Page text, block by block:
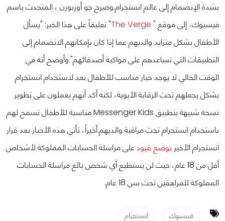
بشدة الإنضمام إلى عالم انستجرام.وصرح جو أوزبورن ، المتحدث باسم
فيسبوك، إلى موقع " The Verge" تعليقاً على هذا الخبر: "يسأل
الأطفال بشكل متزايد والديهم عما إذا كان بإمكانهم الانضمام إلى
التطبيقات التي تساعدهم على مواكبة أصدقائهم".وأوضح أنه في
الوقت الحالي لا يوجد خيار مناسب للأطفال بعد لاستخدام انستجرام
بشكل يجعلهم تحت الرقابة الأبوية، لكنه أكد أنهم يعملون على تطوير
نسخة شبيهة بتطبيق Messenger Kids مناسبة للأطفال تسمح لهم
باستخدام انستجرام تحت مراقبة والديهم.أخيراً، تأتي هذه الأخبار بعد قرار
انستجرام الأخير بوضع قيودعلى مراسلة الحسابات المملوكة لأشخاص
أقل من 18 عام، حيث لن يستطيع أي شخص بالغ مراسلة الحسابات
المملوكة للمراهقين تحت سن 18 عام.
فيسبوك انستجرام